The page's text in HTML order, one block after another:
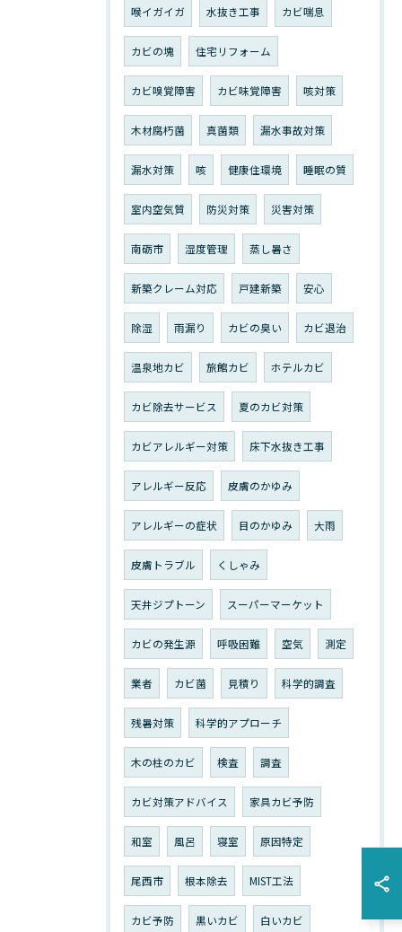
喉イガイガ 水抜き工事 カビ喘息
カビの塊 住宅リフォーム
カビ嗅覚障害 カビ味覚障害 咳対策
木材腐朽菌 真菌類 漏水事故対策
漏水対策 咳 健康住環境 睡眠の質
室内空気質 防災対策 災害対策
南砺市 湿度管理 蒸し暑さ
新築クレーム対応 戸建新築 安心
除湿 雨漏り カビの臭い カビ退治
温泉地カビ 旅館カビ ホテルカビ
カビ除去サービス 夏のカビ対策
カビアレルギー対策 床下水抜き工事
アレルギー反応 皮膚のかゆみ
アレルギーの症状 目のかゆみ 大雨
皮膚トラブル くしゃみ
天井ジプトーン スーパーマーケット
カビの発生源 呼吸困難 空気 測定
業者 カビ菌 見積り 科学的調査
残暑対策 科学的アプローチ
木の柱のカビ 検査 調査
カビ対策アドバイス 家具カビ予防
和室 風呂 寝室 原因特定
尾西市 根本除去 MIST工法
カビ予防 黒いカビ 白いカビ